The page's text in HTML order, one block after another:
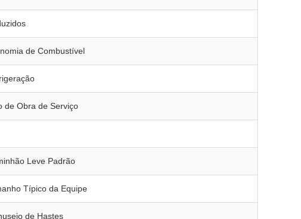
de Combustível
de Obra de Serviço
Leve Padrão
Típico da Equipe
de Hastes